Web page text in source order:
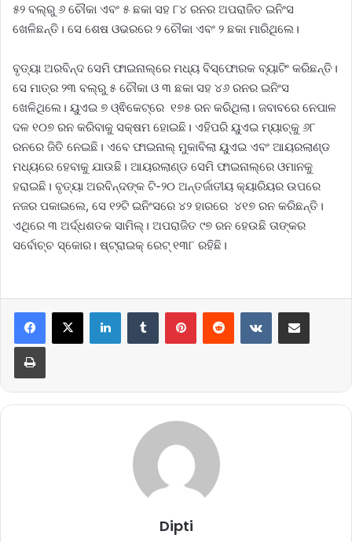
୫୨ ବଲ୍‌ରୁ ୬ ଚୌକା ଏବଂ ୫ ଛକା ସହ ୮୪ ରନର ଅପରାଜିତ ଇନିଂସ
ଖେଳିଛନ୍ତି। ସେ ଶେଷ ଓଭରରେ ୨ ଚୌକା ଏବଂ ୨ ଛକା ମାରିଥିଲେ।
ବୃତ୍ୟା ଅରବିନ୍ଦ ସେମି ଫାଇନାଲ୍‌ରେ ମଧ୍ୟ ବିସ୍ଫୋରକ ବ୍ୟାଟିଂ କରିଛନ୍ତି।
ସେ ମାତ୍ର ୨୩ ବଲ୍‌ରୁ ୫ ଚୌକା ଓ ୩ ଛକା ସହ ୪୬ ରନର ଇନିଂସ
ଖେଳିଥିଲେ। ୟୁଏଇ ୭ ଓ୍ଵିକେଟ୍‌ରେ ୧୭୫ ରନ କରିଥିଲା। ଜବାବରେ ନେପାଳ
ଦଳ ୧୦୭ ରନ କରିବାକୁ ସକ୍ଷମ ହୋଇଛି। ଏହିପରି ୟୁଏଇ ମ୍ୟାଚ୍‌କୁ ୬୮
ରନରେ ଜିତି ନେଇଛି। ଏବେ ଫାଇନାଲ୍‌ ମୁକାବିଲା ୟୁଏଇ ଏବଂ ଆୟରଲାଣ୍ଡ
ମଧ୍ୟରେ ହେବାକୁ ଯାଉଛି। ଆୟରଲାଣ୍ଡ ସେମି ଫାଇନାଲ୍‌ରେ ଓମାନକୁ
ହରାଇଛି। ବୃତ୍ୟା ଅରବିନ୍ଦଙ୍କ ଟି-୨୦ ଅନ୍ତର୍ଜାତୀୟ କ୍ୟାରିୟର ଉପରେ
ନଜର ପକାଇଲେ, ସେ ୧୨ଟି ଇନିଂସରେ ୪୨ ହାରରେ ୪୧୭ ରନ କରିଛନ୍ତି।
ଏଥିରେ ୩ ଅର୍ଦ୍ଧଶତକ ସାମିଲ୍। ଅପରାଜିତ ୯୭ ରନ ହେଉଛି ତାଙ୍କର
ସର୍ବୋଚ୍ଚ ସ୍କୋର। ଷ୍ଟ୍ରାଇକ୍ ରେଟ୍ ୧୩୮ ରହିଛି।
Dipti